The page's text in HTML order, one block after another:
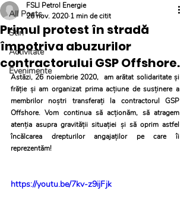
All Posts
Stiri
Activitate
Evenimente
Primul protest în stradă
împotriva abuzurilor
contractorului GSP Offshore.
FSLI Petrol Energie
26 nov. 2020 1 min de citit
Astăzi, 26 noiembrie 2020,  am arătat solidaritate și
frăție și am organizat prima acțiune de susținere a
membrilor noștri transferați la contractorul GSP
Offshore. Vom continua să acționăm, să atragem
atenția asupra gravității situației și să oprim astfel
încălcarea drepturilor angajaților pe care îi
reprezentăm!
https://youtu.be/7kv-z9ijFjk